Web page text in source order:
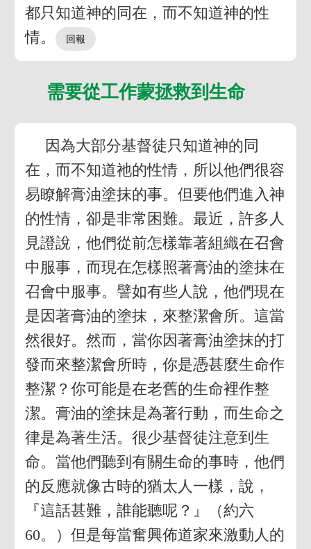
都只知道神的同在，而不知道神的性
情。
需要從工作蒙拯救到生命
因為大部分基督徒只知道神的同
在，而不知道祂的性情，所以他們很容
易瞭解膏油塗抹的事。但要他們進入神
的性情，卻是非常困難。最近，許多人
見證說，他們從前怎樣靠著組織在召會
中服事，而現在怎樣照著膏油的塗抹在
召會中服事。譬如有些人說，他們現在
是因著膏油的塗抹，來整潔會所。這當
然很好。然而，當你因著膏油塗抹的打
發而來整潔會所時，你是憑甚麼生命作
整潔？你可能是在老舊的生命裡作整
潔。膏油的塗抹是為著行動，而生命之
律是為著生活。很少基督徒注意到生
命。當他們聽到有關生命的事時，他們
的反應就像古時的猶太人一樣，說，
『這話甚難，誰能聽呢？』（約六
60。）但是每當奮興佈道家來激動人的